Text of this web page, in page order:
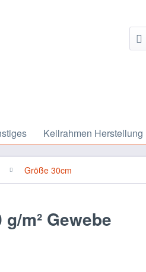
Keilrahmen Herstellung
Größe 30cm
m² Gewebe